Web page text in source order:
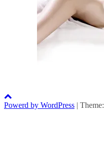
Powerd by WordPress | Theme: